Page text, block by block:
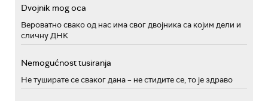
Dvojnik mog oca
Вероватно свако од нас има свог двојника са којим дели и
сличну ДНК
Nemogućnost tusiranja
Не туширате се сваког дана – не стидите се, то је здраво